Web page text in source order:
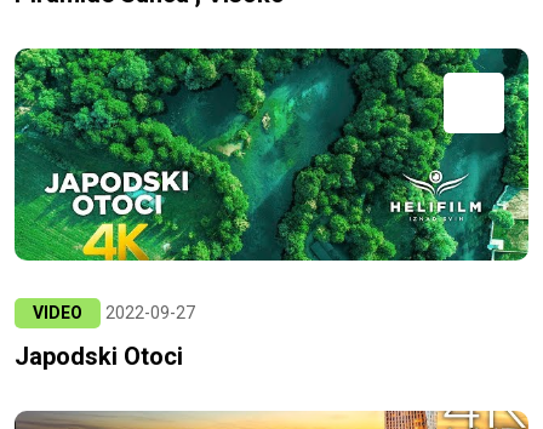
VIDEO 2022-09-27
Japodski Otoci